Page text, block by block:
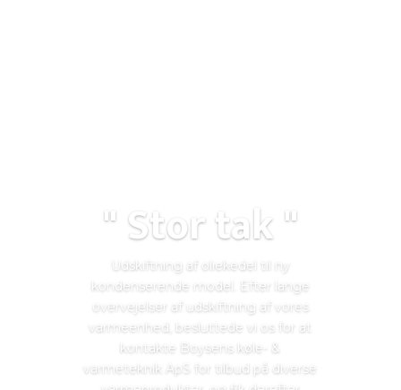
" Stor tak "
Udskiftning af oliekedel til ny
kondenserende model. Efter lange
overvejelser af udskiftning af vores
varmeenhed, besluttede vi os for at
kontakte Boysens køle- &
varmeteknik ApS for tilbud på diverse